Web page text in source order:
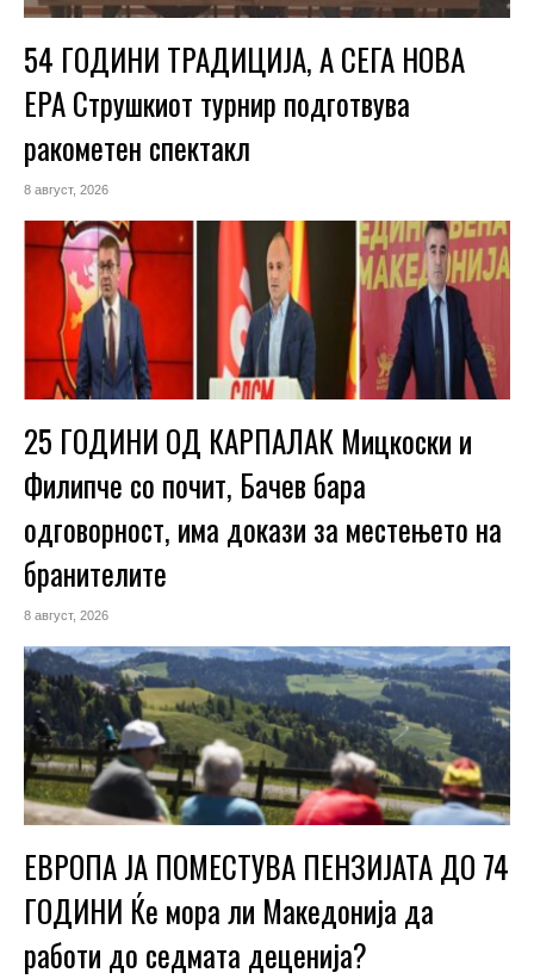
54 ГОДИНИ ТРАДИЦИЈА, А СЕГА НОВА
ЕРА Струшкиот турнир подготвува
ракометен спектакл
8 август, 2026
25 ГОДИНИ ОД КАРПАЛАК Мицкоски и
Филипче со почит, Бачев бара
одговорност, има докази за местењето на
бранителите
8 август, 2026
ЕВРОПА ЈА ПОМЕСТУВА ПЕНЗИЈАТА ДО 74
ГОДИНИ Ќе мора ли Македонија да
работи до седмата деценија?